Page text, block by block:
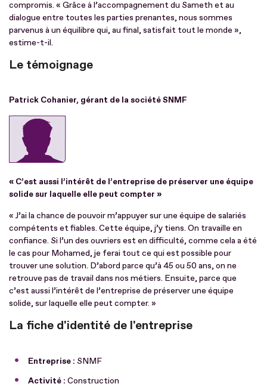
compromis. « Grâce à l’accompagnement du Sameth et au
dialogue entre toutes les parties prenantes, nous sommes
parvenus à un équilibre qui, au final, satisfait tout le monde »,
estime-t-il.
Le témoignage
Patrick Cohanier, gérant de la société SNMF
« C’est aussi l’intérêt de l’entreprise de préserver une équipe
solide sur laquelle elle peut compter »
« J’ai la chance de pouvoir m’appuyer sur une équipe de salariés
compétents et fiables. Cette équipe, j’y tiens. On travaille en
confiance. Si l’un des ouvriers est en difficulté, comme cela a été
le cas pour Mohamed, je ferai tout ce qui est possible pour
trouver une solution. D’abord parce qu’à 45 ou 50 ans, on ne
retrouve pas de travail dans nos métiers. Ensuite, parce que
c’est aussi l’intérêt de l’entreprise de préserver une équipe
solide, sur laquelle elle peut compter. »
La fiche d'identité de l'entreprise
Entreprise : SNMF
Activité : Construction